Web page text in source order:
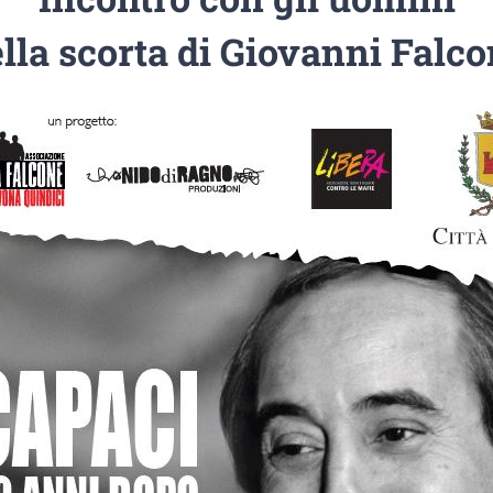
scorta di Giovanni